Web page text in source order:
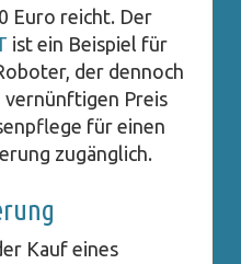
Euro reicht. Der
ist ein Beispiel für
der dennoch
vernünftigen Preis
für einen
zugänglich.
Kauf eines